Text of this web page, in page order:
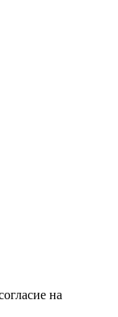
на